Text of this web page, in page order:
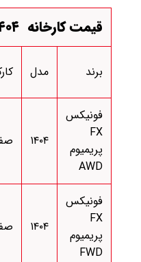
قیمت کارخانه ۱۴۰۴ فونیکس
برند مدل
فونیکس
FX
پریمیوم
AWD
۱۴۰۴
فونیکس
FX
پریمیوم
FWD
۱۴۰۴